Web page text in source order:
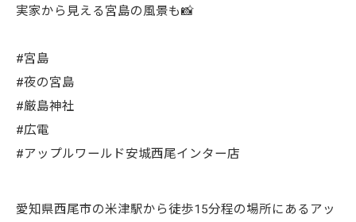
実家から見える宮島の風景も📸
#宮島
#夜の宮島
#厳島神社
#広電
#アップルワールド安城西尾インター店
愛知県西尾市の米津駅から徒歩15分程の場所にあるアッ